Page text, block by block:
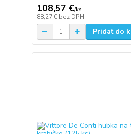
108,57 €/ks
88,27 € bez DPH
Pridať do